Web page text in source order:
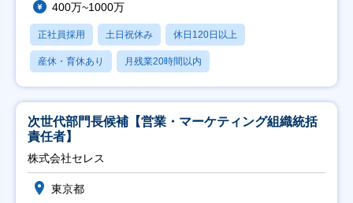
400万~1000万
正社員採用 土日祝休み 休日120日以上
産休・育休あり 月残業20時間以内
次世代部門長候補【営業・マーケティング組織統括
責任者】
株式会社セレス
東京都